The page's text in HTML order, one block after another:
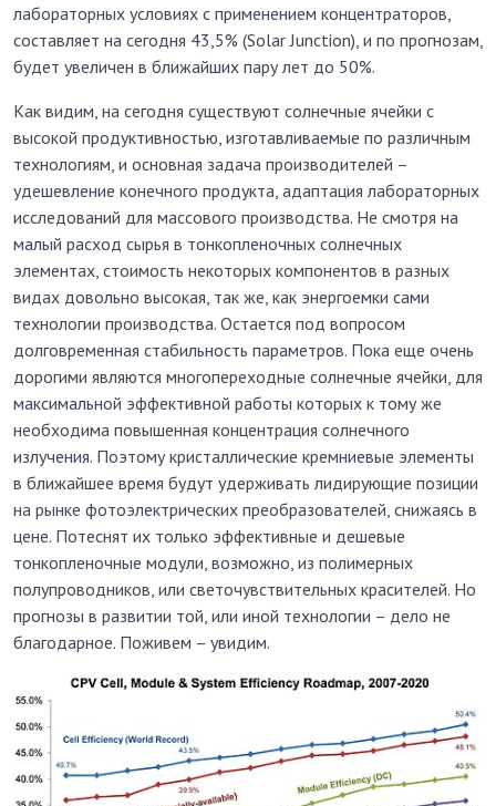
лабораторных условиях c применением концентраторов,
составляет на сегодня 43,5% (Solar Junction), и по прогнозам,
будет увеличен в ближайших пару лет до 50%.
Как видим, на сегодня существуют солнечные ячейки с
высокой продуктивностью, изготавливаемые по различным
технологиям, и основная задача производителей –
удешевление конечного продукта, адаптация лабораторных
исследований для массового производства. Не смотря на
малый расход сырья в тонкопленочных солнечных
элементах, стоимость некоторых компонентов в разных
видах довольно высокая, так же, как энергоемки сами
технологии производства. Остается под вопросом
долговременная стабильность параметров. Пока еще очень
дорогими являются многопереходные солнечные ячейки, для
максимальной эффективной работы которых к тому же
необходима повышенная концентрация солнечного
излучения. Поэтому кристаллические кремниевые элементы
в ближайшее время будут удерживать лидирующие позиции
на рынке фотоэлектрических преобразователей, снижаясь в
цене. Потеснят их только эффективные и дешевые
тонкопленочные модули, возможно, из полимерных
полупроводников, или светочувствительных красителей. Но
прогнозы в развитии той, или иной технологии – дело не
благодарное. Поживем – увидим.